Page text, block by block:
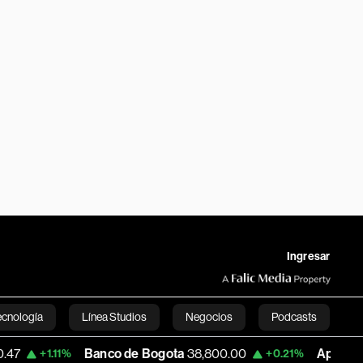
Ingresar
Línea Studios Negocios Podcasts
English
Banco de Bogota 38,800.00 +0.21% Apple 303.27